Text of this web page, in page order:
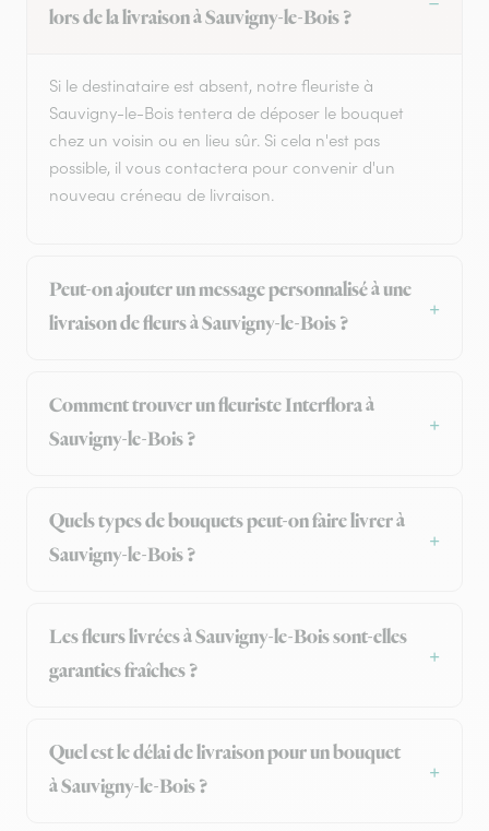
lors de la livraison à Sauvigny-le-Bois ?
Si le destinataire est absent, notre fleuriste à
Sauvigny-le-Bois tentera de déposer le bouquet
chez un voisin ou en lieu sûr. Si cela n'est pas
possible, il vous contactera pour convenir d'un
nouveau créneau de livraison.
Peut-on ajouter un message personnalisé à une
livraison de fleurs à Sauvigny-le-Bois ?
Comment trouver un fleuriste Interflora à
Sauvigny-le-Bois ?
Quels types de bouquets peut-on faire livrer à
Sauvigny-le-Bois ?
Les fleurs livrées à Sauvigny-le-Bois sont-elles
garanties fraîches ?
Quel est le délai de livraison pour un bouquet
à Sauvigny-le-Bois ?